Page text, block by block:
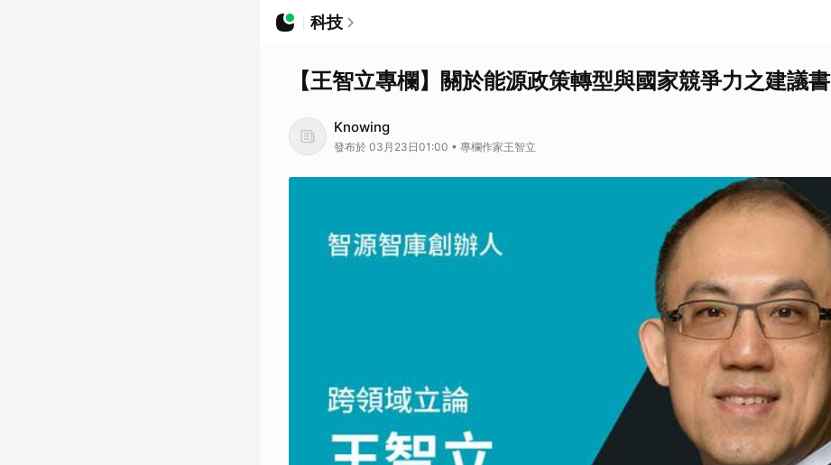
科技
【王智立專欄】關於能源政策轉型與國家競爭力之建議書
Knowing
發布於 03月23日01:00 • 專欄作家王智立